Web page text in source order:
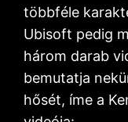
többféle
Ubisoft pedig
három darab
bemutatja
hősét, íme a